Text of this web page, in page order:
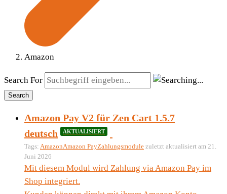
Amazon
Search For
Search
Amazon Pay V2 für Zen Cart 1.5.7
deutsch
AKTUALISIERT
Tags: AmazonAmazon PayZahlungsmodule zuletzt aktualisiert am 21.
Juni 2026
Mit diesem Modul wird Zahlung via Amazon Pay im
Shop integriert.